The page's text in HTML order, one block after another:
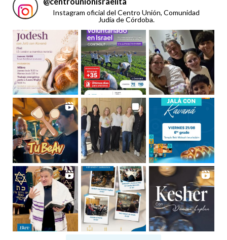
Instagram oficial del Centro Unión, Comunidad
Judía de Córdoba.